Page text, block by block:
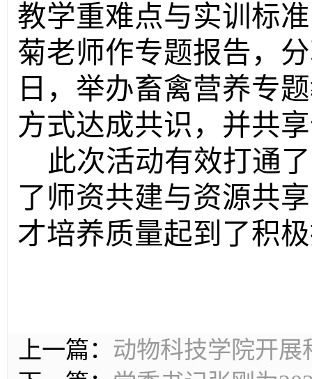
教学重难点与实训标
菊老师作专题报告，
日，举办畜禽营养专
方式达成共识，并共
此次活动有效打通
了师资共建与资源共
才培养质量起到了积
上一篇： 动物科技学院开